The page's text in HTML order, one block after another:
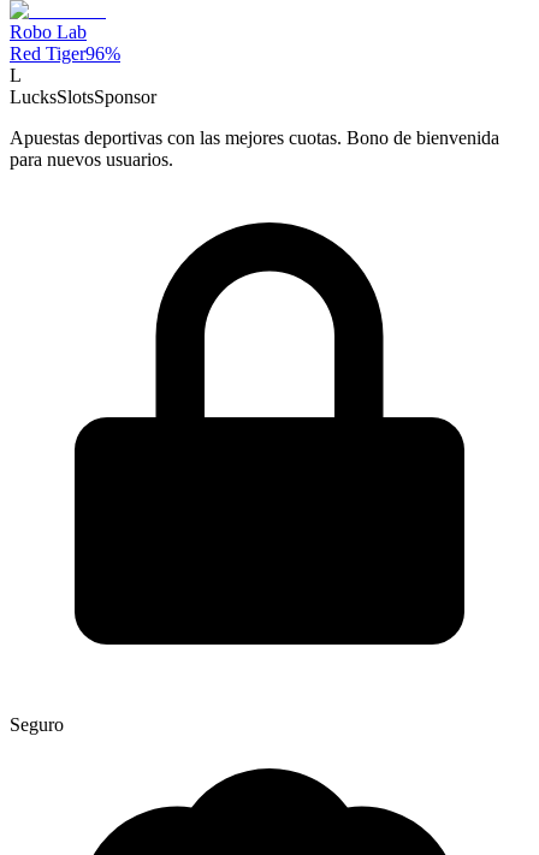
Robo Lab
Red Tiger96%
L
LucksSlotsSponsor
Apuestas deportivas con las mejores cuotas. Bono de bienvenida
para nuevos usuarios.
Seguro